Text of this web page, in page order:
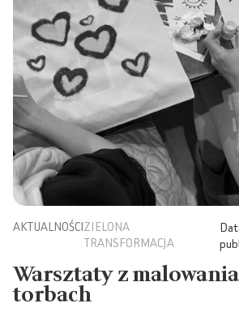
AKTUALNOŚCIZIELONA
TRANSFORMACJA
Warsztaty z
torbach